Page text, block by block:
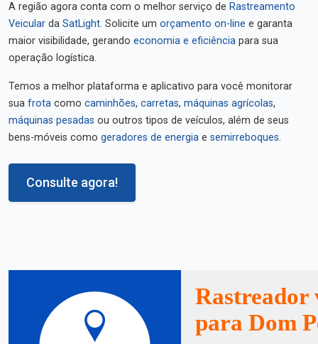
A região agora conta com o melhor serviço de Rastreamento
Veicular da SatLight. Solicite um orçamento on-line e garanta
maior visibilidade, gerando economia e eficiência para sua
operação logística.
Temos a melhor plataforma e aplicativo para você monitorar
sua frota como caminhões, carretas, máquinas agrícolas,
máquinas pesadas ou outros tipos de veículos, além de seus
bens-móveis como geradores de energia e semirreboques.
Consulte agora!
Rastreador
para Dom